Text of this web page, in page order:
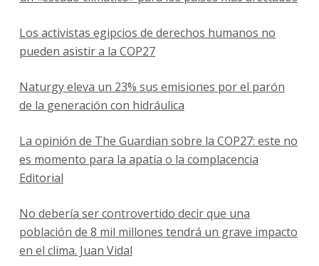
Los activistas egipcios de derechos humanos no
pueden asistir a la COP27
Naturgy eleva un 23% sus emisiones por el parón
de la generación con hidráulica
La opinión de The Guardian sobre la COP27: este no
es momento para la apatía o la complacencia
Editorial
No debería ser controvertido decir que una
población de 8 mil millones tendrá un grave impacto
en el clima. Juan Vidal